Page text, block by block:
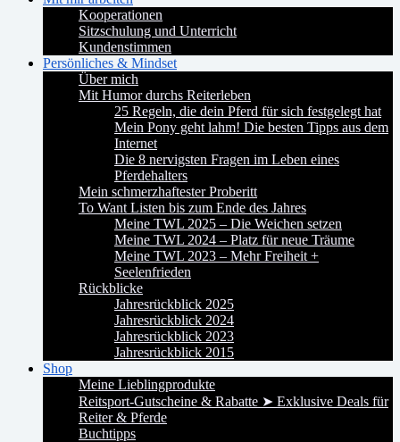
Kooperationen
Sitzschulung und Unterricht
Kundenstimmen
Persönliches & Mindset
Über mich
Mit Humor durchs Reiterleben
25 Regeln, die dein Pferd für sich festgelegt hat
Mein Pony geht lahm! Die besten Tipps aus dem
Internet
Die 8 nervigsten Fragen im Leben eines
Pferdehalters
Mein schmerzhaftester Proberitt
To Want Listen bis zum Ende des Jahres
Meine TWL 2025 – Die Weichen setzen
Meine TWL 2024 – Platz für neue Träume
Meine TWL 2023 – Mehr Freiheit +
Seelenfrieden
Rückblicke
Jahresrückblick 2025
Jahresrückblick 2024
Jahresrückblick 2023
Jahresrückblick 2015
Shop
Meine Lieblingprodukte
Reitsport-Gutscheine & Rabatte ➤ Exklusive Deals für
Reiter & Pferde
Buchtipps